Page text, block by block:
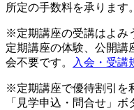
所定の手数料を承ります。
※定期講座の受講はよみ
定期講座の体験、公開講
会不要です。
入会・受講
※定期講座で優待割引を
「見学申込・問合せ」